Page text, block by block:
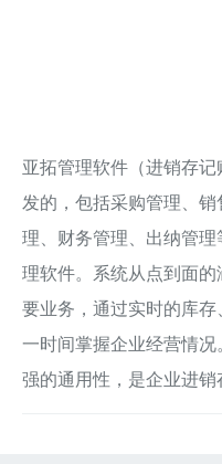
亚拓管理软件（进销存
发的，包括采购管理、
理、财务管理、出纳管
理软件。系统从点到面
要业务，通过实时的库
一时间掌握企业经营情
强的通用性，是企业进销